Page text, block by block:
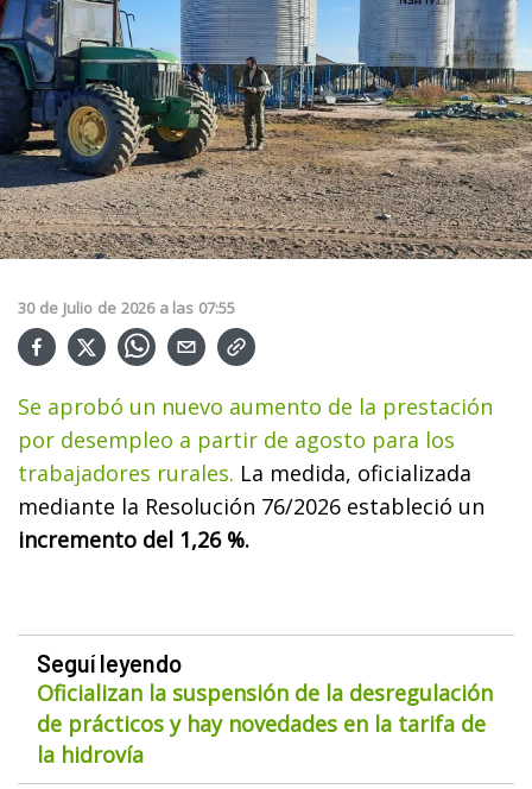
30 de Julio de 2026 a las 07:55
Se aprobó un nuevo aumento de la prestación
por desempleo a partir de agosto para los
trabajadores rurales. La medida, oficializada
mediante la Resolución 76/2026 estableció un
incremento del 1,26 %.
Seguí leyendo
Oficializan la suspensión de la desregulación
de prácticos y hay novedades en la tarifa de
la hidrovía